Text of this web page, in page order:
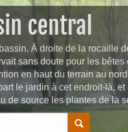
central
À droite de la rocaille
sans doute pour les
en haut du terrain au
le jardin à cet endroit-là,
de source les plantes de la